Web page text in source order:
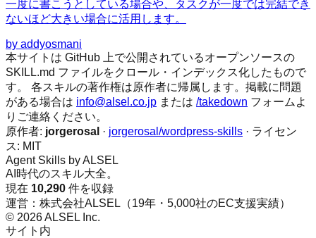
一度に書こうとしている場合や、タスクが一度では完結でき
ないほど大きい場合に活用します。
by addyosmani
本サイトは GitHub 上で公開されているオープンソースの
SKILL.md ファイルをクロール・インデックス化したもので
す。 各スキルの著作権は原作者に帰属します。掲載に問題
がある場合は info@alsel.co.jp または /takedown フォームよ
りご連絡ください。
原作者: jorgerosal · jorgerosal/wordpress-skills · ライセン
ス: MIT
Agent Skills by ALSEL
AI時代のスキル大全。
現在 10,290 件を収録
運営：株式会社ALSEL（19年・5,000社のEC支援実績）
© 2026 ALSEL Inc.
サイト内